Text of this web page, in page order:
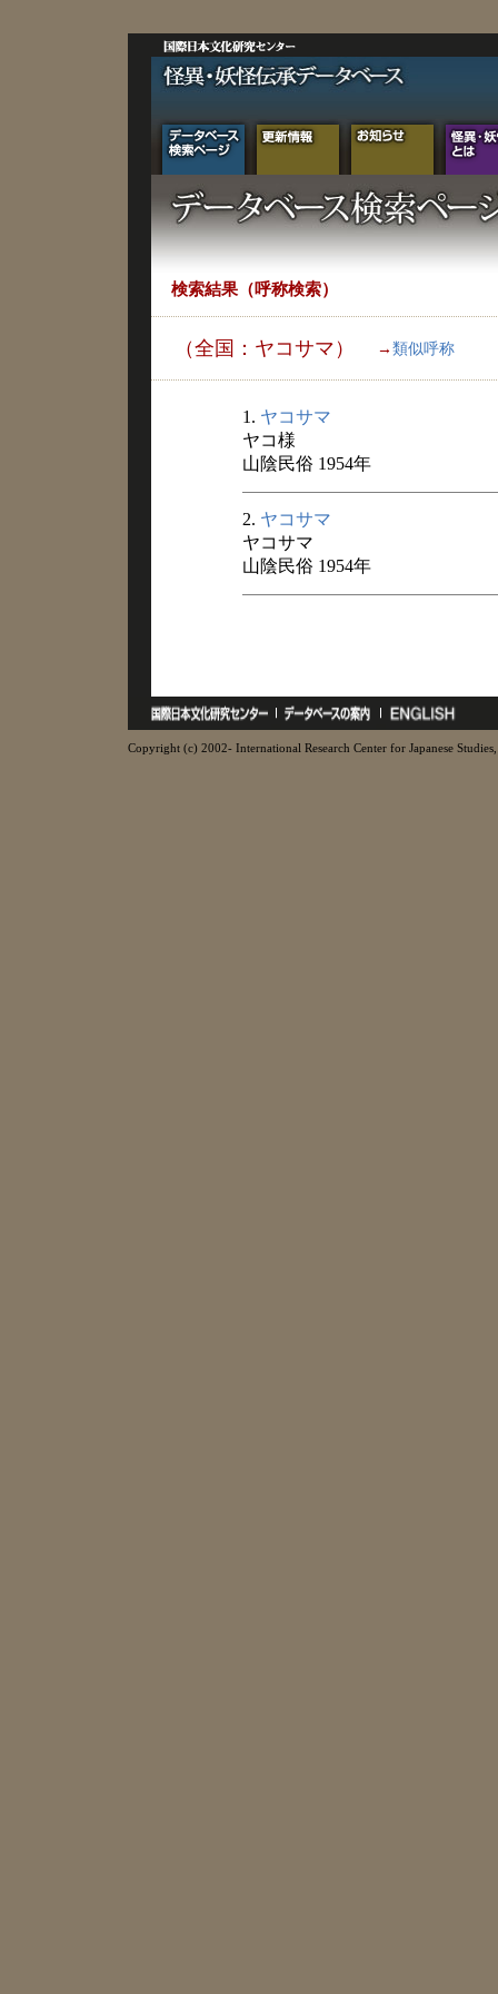
検索結果（呼称検索）
（全国：ヤコサマ） → 類似呼称
1. ヤコサマ
ヤコ様
山陰民俗 1954年
2. ヤコサマ
ヤコサマ
山陰民俗 1954年
Copyright (c) 2002- International Research Center for Japanese